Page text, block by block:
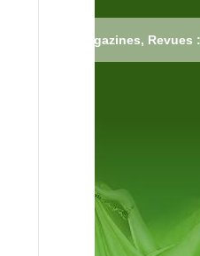
Magazines,